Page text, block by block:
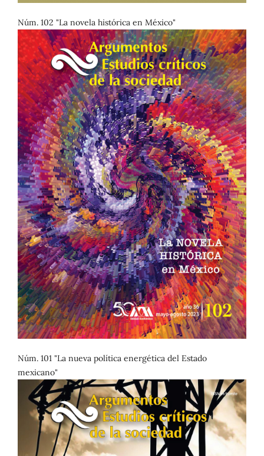
Núm. 102 "La novela histórica en México"
Núm. 101 "La nueva política energética del Estado
mexicano"